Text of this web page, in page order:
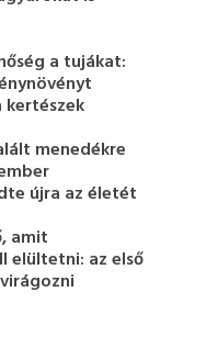
a tujákat:
menedékre
újra az életét
amit
elültetni: az első